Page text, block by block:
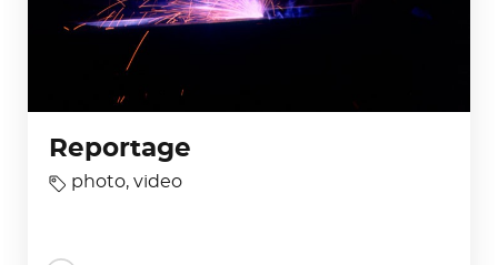
Reportage
photo,video